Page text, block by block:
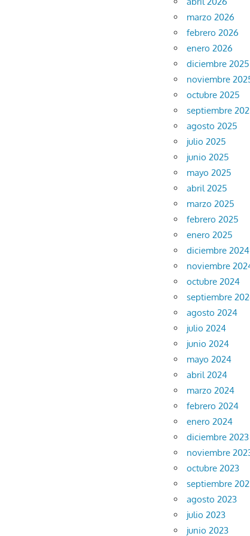
marzo 2026
febrero 2026
enero 2026
diciembre 2025
noviembre
octubre 2025
septiembre
agosto 2025
julio 2025
junio 2025
mayo 2025
abril 2025
marzo 2025
febrero 2025
enero 2025
diciembre 2024
noviembre
octubre 2024
septiembre
agosto 2024
julio 2024
junio 2024
mayo 2024
abril 2024
marzo 2024
febrero 2024
enero 2024
diciembre 2023
noviembre
octubre 2023
septiembre
agosto 2023
julio 2023
junio 2023